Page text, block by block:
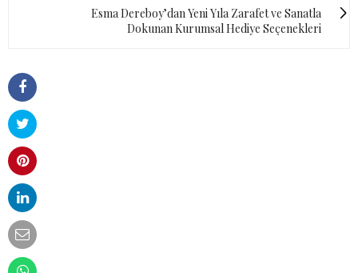
Esma Dereboy’dan Yeni Yıla Zarafet ve Sanatla
Dokunan Kurumsal Hediye Seçenekleri